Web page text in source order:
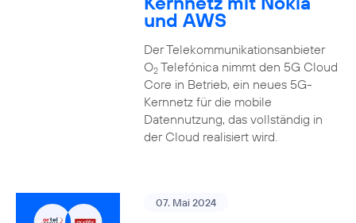
und AWS
Der Telekommunikationsanbieter
O2Telefónica nimmt den 5G Cloud
Core in Betrieb, ein neues 5G-
Kernnetz für die mobile
Datennutzung, das vollständig in
der Cloud realisiert wird.
07. Mai 2024